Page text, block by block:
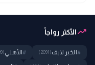
trending_upالأكثر رواجاً
# الخبر لايف(2091)
#الأهلي(839)